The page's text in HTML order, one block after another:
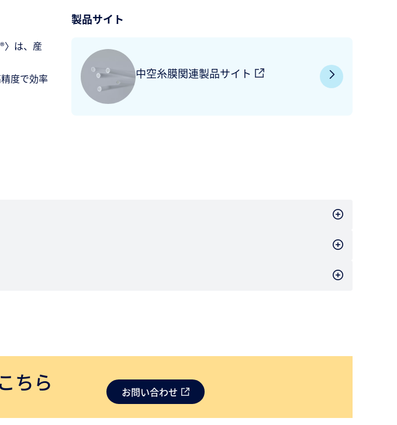
〉は、産
度で効率
製品サイト
中空糸膜関連製品サイト
ちら お問い合わせ